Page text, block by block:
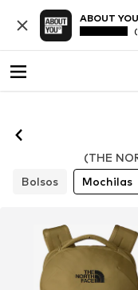
ABOUT
(THE
Bolsos
Mochilas